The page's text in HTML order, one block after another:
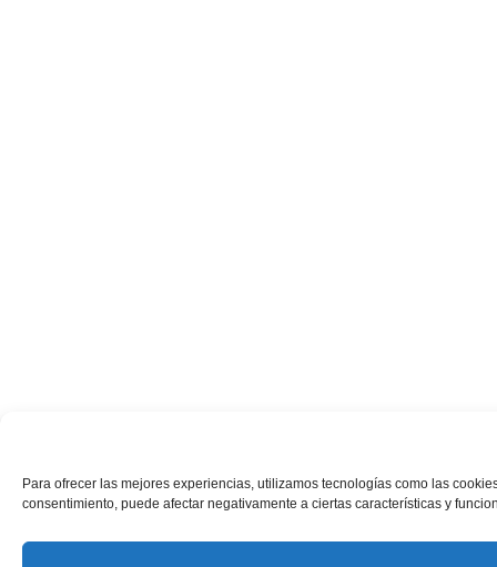
Para ofrecer las mejores experiencias, utilizamos tecnologías como las
consentimiento, puede afectar negativamente a ciertas características y